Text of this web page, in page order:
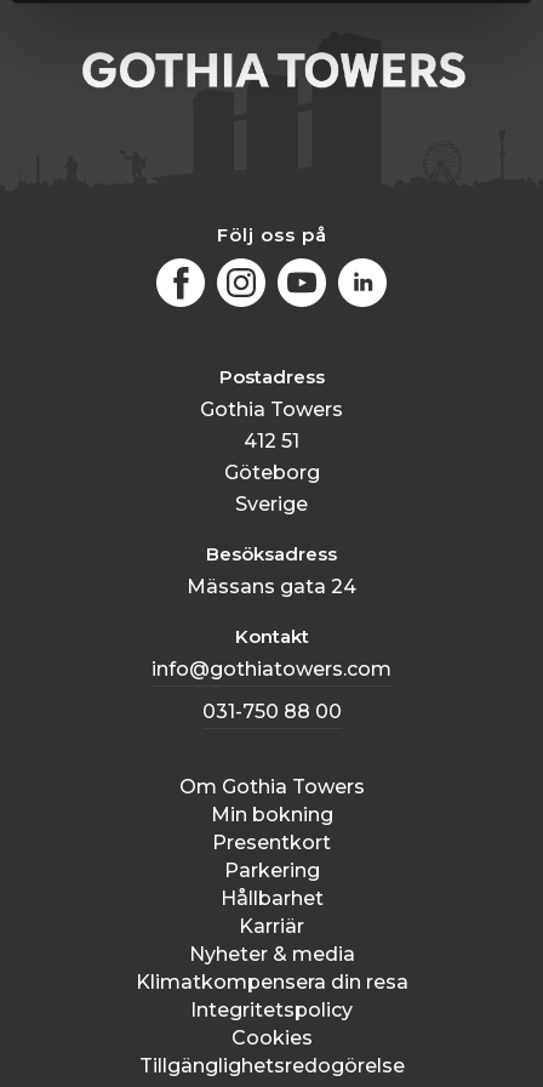
Följ oss på
FacebookInstagramYoutubeLinkedIn
Postadress
Gothia Towers
412 51
Göteborg
Sverige
Besöksadress
Mässans gata 24
Kontakt
info@gothiatowers.com
031-750 88 00
Om Gothia Towers
Min bokning
Presentkort
Parkering
Hållbarhet
Karriär
Nyheter & media
Klimatkompensera din resa
Integritetspolicy
Cookies
Tillgänglighetsredogörelse